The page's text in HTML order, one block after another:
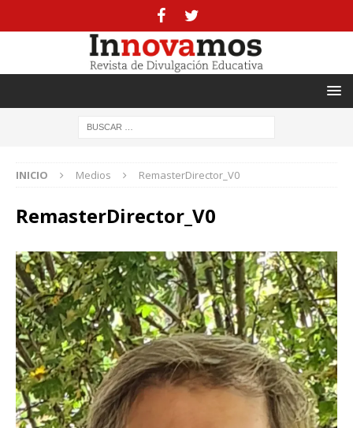
INICIO Medios RemasterDirector_V0
RemasterDirector_V0